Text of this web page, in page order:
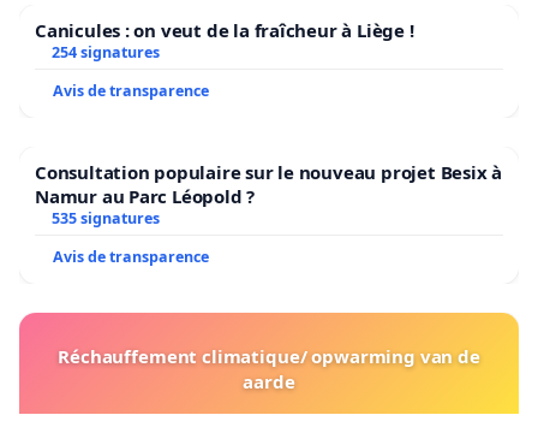
Canicules : on veut de la fraîcheur à Liège !
254 signatures
Avis de transparence
Consultation populaire sur le nouveau projet Besix à
Namur au Parc Léopold ?
535 signatures
Avis de transparence
Réchauffement climatique/ opwarming van de
aarde